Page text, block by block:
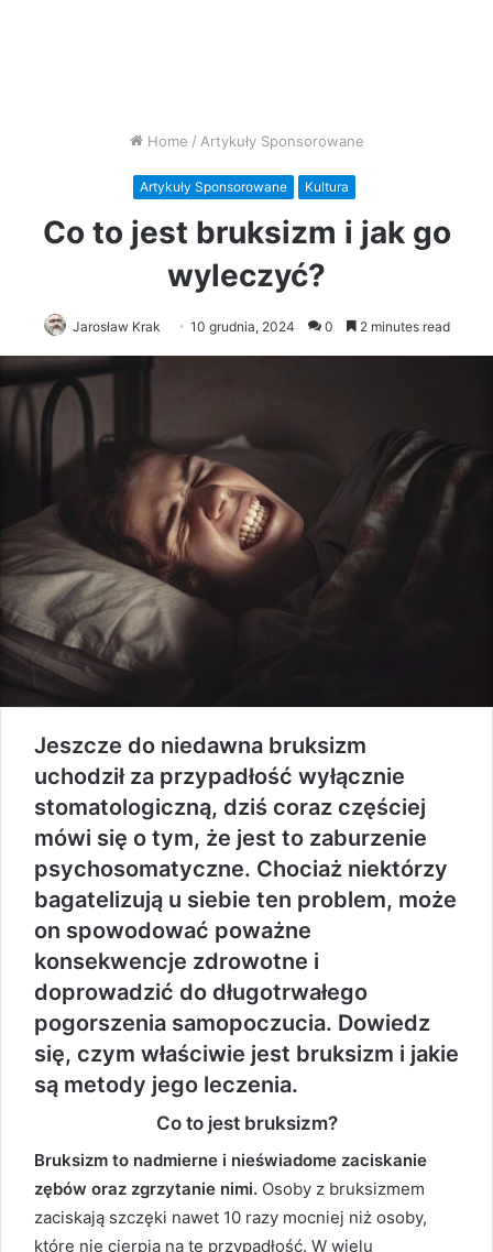
Home / Artykuły Sponsorowane
Artykuły Sponsorowane Kultura
Co to jest bruksizm i jak go
wyleczyć?
Jarosław Krak 10 grudnia, 2024 0 2 minutes read
Jeszcze do niedawna bruksizm
uchodził za przypadłość wyłącznie
stomatologiczną, dziś coraz częściej
mówi się o tym, że jest to zaburzenie
psychosomatyczne. Chociaż niektórzy
bagatelizują u siebie ten problem, może
on spowodować poważne
konsekwencje zdrowotne i
doprowadzić do długotrwałego
pogorszenia samopoczucia. Dowiedz
się, czym właściwie jest bruksizm i jakie
są metody jego leczenia.
Co to jest bruksizm?
Bruksizm to nadmierne i nieświadome zaciskanie
zębów oraz zgrzytanie nimi. Osoby z bruksizmem
zaciskają szczęki nawet 10 razy mocniej niż osoby,
które nie cierpią na tę przypadłość. W wielu